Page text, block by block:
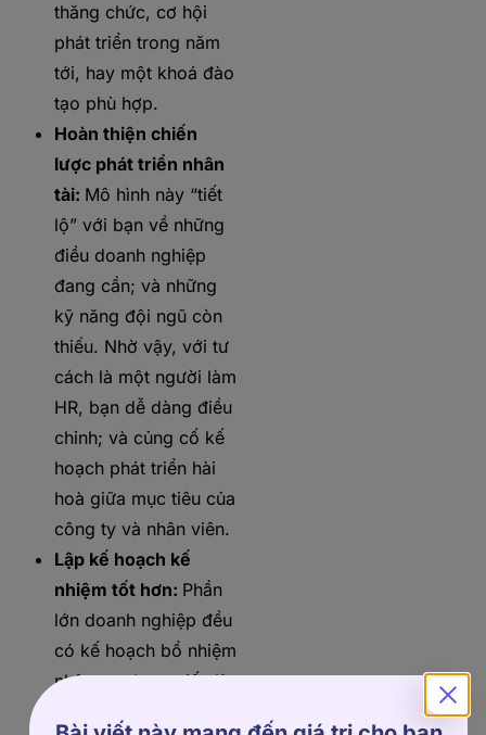
thăng chức, cơ hội
phát triển trong năm
tới, hay một khoá đào
tạo phù hợp.
Hoàn thiện chiến
lược phát triển nhân
tài: Mô hình này “tiết
lộ” với bạn về những
điều doanh nghiệp
đang cần; và những
kỹ năng đội ngũ còn
thiếu. Nhờ vậy, với tư
cách là một người làm
HR, bạn dễ dàng điều
chỉnh; và củng cố kế
hoạch phát triển hài
hoà giữa mục tiêu của
công ty và nhân viên.
Lập kế hoạch kế
nhiệm tốt hơn: Phần
lớn doanh nghiệp đều
có kế hoạch bổ nhiệm
nhân sự nhưng tiếc là